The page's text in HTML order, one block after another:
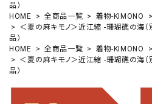
品）
HOME
全商品一覧 着物-KIMONO
＜夏の麻キモノ＞近江縮 -珊瑚礁の海（
品）
HOME
全商品一覧 着物-KIMONO
＜夏の麻キモノ＞近江縮 -珊瑚礁の海（
品）